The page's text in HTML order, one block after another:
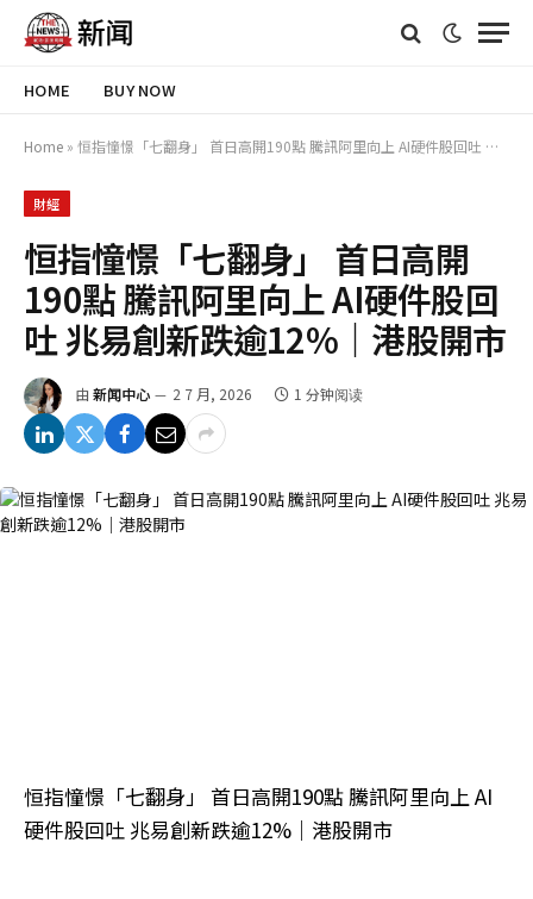
HOME BUY NOW
Home » 恒指憧憬「七翻身」 首日高開190點 騰訊阿里向上 AI硬件股回吐 兆易創新跌逾12%｜港股開市
財經
恒指憧憬「七翻身」 首日高開
190點 騰訊阿里向上 AI硬件股回
吐 兆易創新跌逾12%｜港股開市
由 新闻中心 2 7 月, 2026 1 分钟阅读
恒指憧憬「七翻身」 首日高開190點 騰訊阿里向上 AI
硬件股回吐 兆易創新跌逾12%｜港股開市